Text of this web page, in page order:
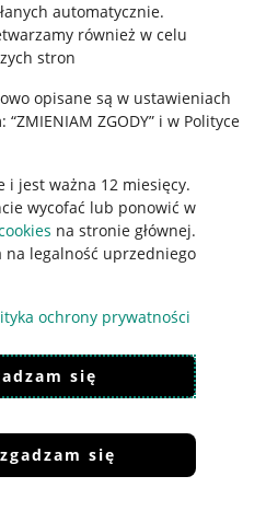
automatycznie.
również w celu
stron
opisane są w ustawieniach
ZGODY” i w Polityce
i jest ważna 12 miesięcy.
wycofać lub ponowić w
na stronie głównej.
na legalność uprzedniego
ochrony prywatności
się
się
Cyfrowych
akceptacjęregulaminu